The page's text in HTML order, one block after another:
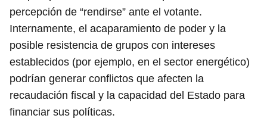
percepción de “rendirse” ante el votante.
Internamente, el acaparamiento de poder y la
posible resistencia de grupos con intereses
establecidos (por ejemplo, en el sector energético)
podrían generar conflictos que afecten la
recaudación fiscal y la capacidad del Estado para
financiar sus políticas.